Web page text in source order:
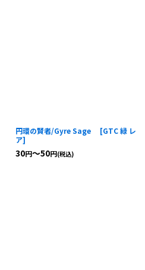
円環の賢者/Gyre Sage [GTC 緑 レ
ア]
30円～50円(税込)